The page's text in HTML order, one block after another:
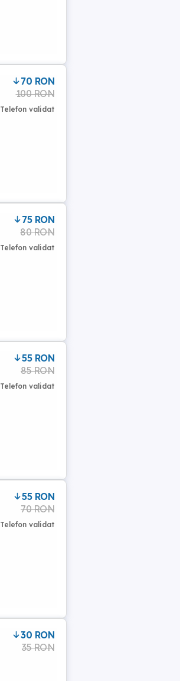
70 RON
100 RON
Telefon validat
75 RON
80 RON
Telefon validat
55 RON
85 RON
Telefon validat
55 RON
70 RON
Telefon validat
30 RON
35 RON